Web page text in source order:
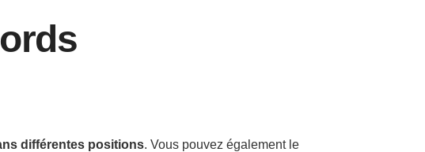
différentes positions. Vous pouvez également le